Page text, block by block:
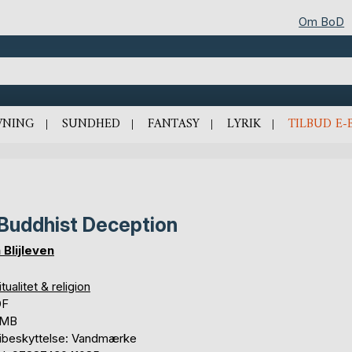
Om BoD
SUNDHED FANTASY LYRIK TILBUD E-
Deception
Blijleven
& religion
Vandmærke